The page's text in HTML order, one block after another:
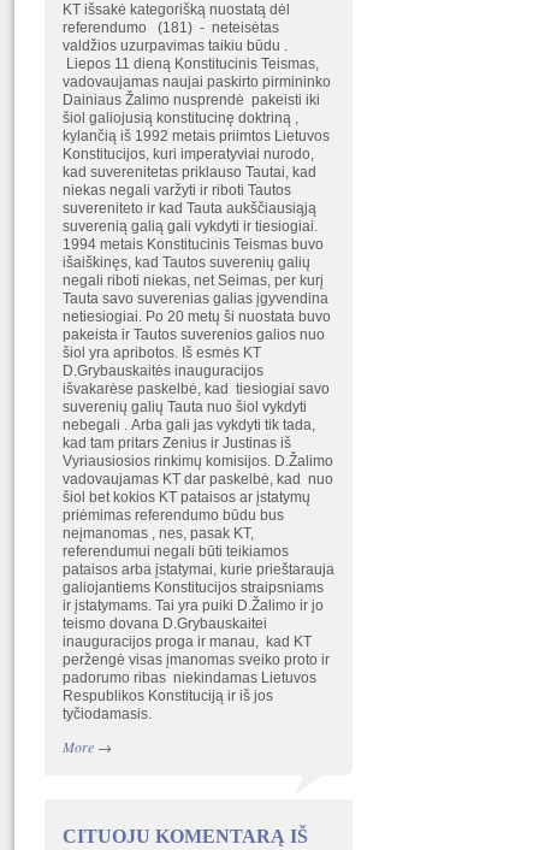
KT išsakė kategorišką nuostatą dėl
referendumo (181) - neteisėtas
valdžios uzurpavimas taikiu būdu .
Liepos 11 dieną Konstitucinis Teismas,
vadovaujamas naujai paskirto pirmininko
Dainiaus Žalimo nusprendė pakeisti iki
šiol galiojusią konstitucinę doktriną ,
kylančią iš 1992 metais priimtos Lietuvos
Konstitucijos, kuri imperatyviai nurodo,
kad suverenitetas priklauso Tautai, kad
niekas negali varžyti ir riboti Tautos
suvereniteto ir kad Tauta aukščiausiąją
suverenią galią gali vykdyti ir tiesiogiai.
1994 metais Konstitucinis Teismas buvo
išaiškinęs, kad Tautos suverenių galių
negali riboti niekas, net Seimas, per kurį
Tauta savo suverenias galias įgyvendina
netiesiogiai. Po 20 metų ši nuostata buvo
pakeista ir Tautos suverenios galios nuo
šiol yra apribotos. Iš esmės KT
D.Grybauskaitės inauguracijos
išvakarėse paskelbė, kad tiesiogiai savo
suverenių galių Tauta nuo šiol vykdyti
nebegali . Arba gali jas vykdyti tik tada,
kad tam pritars Zenius ir Justinas iš
Vyriausiosios rinkimų komisijos. D.Žalimo
vadovaujamas KT dar paskelbė, kad nuo
šiol bet kokios KT pataisos ar įstatymų
priėmimas referendumo būdu bus
neįmanomas , nes, pasak KT,
referendumui negali būti teikiamos
pataisos arba įstatymai, kurie prieštarauja
galiojantiems Konstitucijos straipsniams
ir įstatymams. Tai yra puiki D.Žalimo ir jo
teismo dovana D.Grybauskaitei
inauguracijos proga ir manau, kad KT
peržengė visas įmanomas sveiko proto ir
padorumo ribas niekindamas Lietuvos
Respublikos Konstituciją ir iš jos
tyčiodamasis.
More→
CITUOJU KOMENTARĄ IŠ